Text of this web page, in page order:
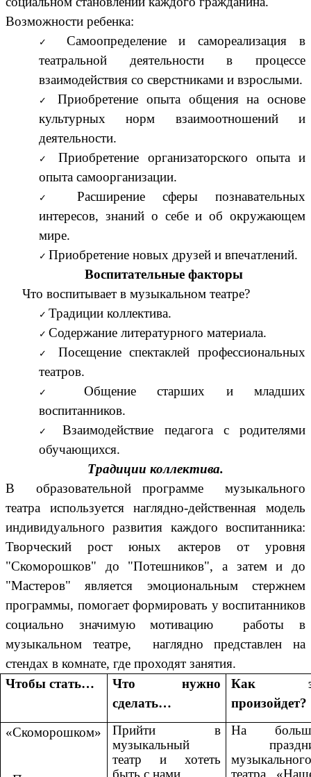
Возможности ребенка:
Самоопределение и самореализация в
театральной деятельности в процессе
взаимодействия со сверстниками и взрослыми.
Приобретение опыта общения на основе
культурных норм взаимоотношений и
деятельности.
Приобретение организаторского опыта и
опыта самоорганизации.
Расширение сферы познавательных
интересов, знаний о себе и об окружающем
мире.
Приобретение новых друзей и впечатлений.
Воспитательные факторы
Что воспитывает в музыкальном театре?
Традиции коллектива.
Содержание литературного материала.
Посещение спектаклей профессиональных
театров.
Общение старших и младших
воспитанников.
Взаимодействие педагога с родителями
обучающихся.
Традиции коллектива.
В образовательной программе музыкального
театра используется наглядно-действенная модель
индивидуального развития каждого воспитанника:
Творческий рост юных актеров от уровня
"Скоморошков" до "Потешников", а затем и до
"Мастеров" является эмоциональным стержнем
программы, помогает формировать у воспитанников
социально значимую мотивацию работы в
музыкальном театре, наглядно представлен на
стендах в комнате, где проходят занятия.
Чтобы стать…
Что нужно
сделать…
Как
произойдет?
«Скоморошком»
Прийти в
музыкальный
театр и хотеть
На